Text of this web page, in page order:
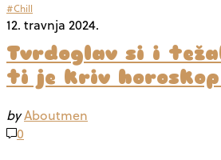
#Chill
12. travnja 2024.
Tvrdoglav si i
ti je kriv
byAboutmen
0